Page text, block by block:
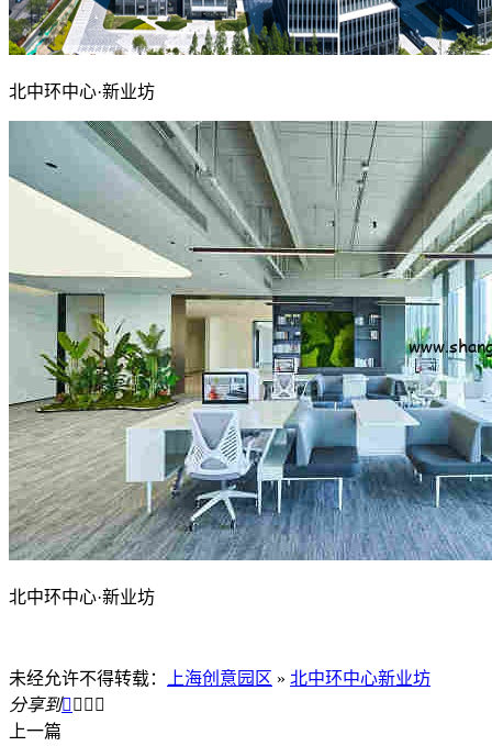
北中环中心·新业坊
北中环中心·新业坊
未经允许不得转载： 上海创意园区 » 北中环中心新业坊
分享到   
上一篇